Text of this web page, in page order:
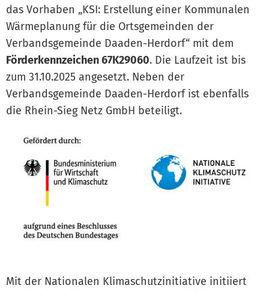
das Vorhaben „KSI: Erstellung einer Kommunalen
Wärmeplanung für die Ortsgemeinden der
Verbandsgemeinde Daaden-Herdorf“ mit dem
Förderkennzeichen 67K29060. Die Laufzeit ist bis
zum 31.10.2025 angesetzt. Neben der
Verbandsgemeinde Daaden-Herdorf ist ebenfalls
die Rhein-Sieg Netz GmbH beteiligt.
Mit der Nationalen Klimaschutzinitiative initiiert